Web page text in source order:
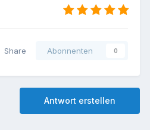
Share Abonnenten 0
Antwort erstellen